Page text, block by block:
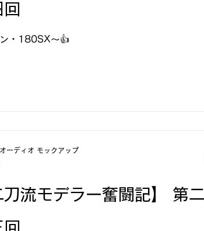
作記録』
スピーカーを聴く
史
・180SX～👍
刀流モデラー奮闘記】 第二
ーディオ モックアップ